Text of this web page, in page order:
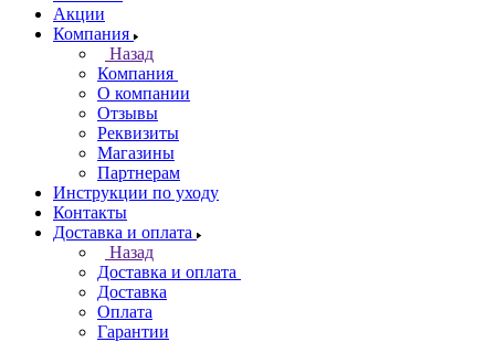
Акции
Компания
Назад
Компания
О компании
Отзывы
Реквизиты
Магазины
Партнерам
Инструкции по уходу
Контакты
Доставка и оплата
Назад
Доставка и оплата
Доставка
Оплата
Гарантии